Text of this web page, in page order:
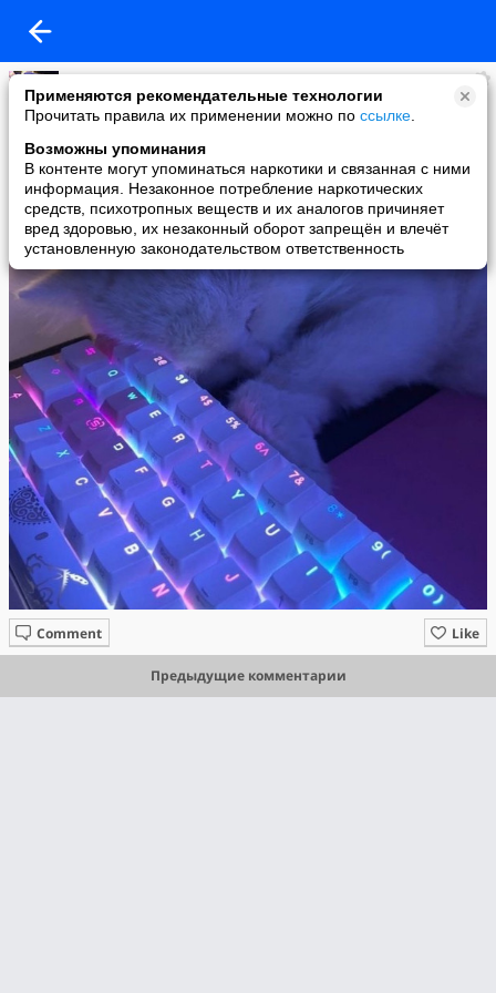
Применяются рекомендательные технологии
Прочитать правила их применении можно по ссылке
Возможны упоминания
В контенте могут упоминаться наркотики и связанная с ними
информация. Незаконное потребление наркотических
средств, психотропных веществ и их аналогов причиняет
вред здоровью, их незаконный оборот запрещён и влечёт
установленную законодательством ответственность
Eve
added a photo
14 Mar в 09:46
Like
Comment
Предыдущие комментарии